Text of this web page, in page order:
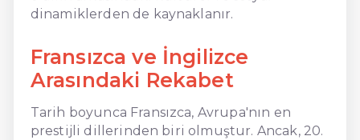
dinamiklerden de kaynaklanır.
Fransızca ve İngilizce
Arasındaki Rekabet
Tarih boyunca Fransızca, Avrupa'nın en
prestijli dillerinden biri olmuştur. Ancak, 20.